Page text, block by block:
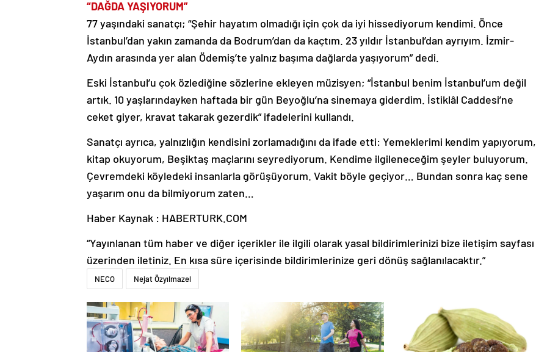
“DAĞDA YAŞIYORUM”
77 yaşındaki sanatçı; “Şehir hayatım olmadığı için çok da iyi hissediyorum kendimi. Önce
İstanbul’dan yakın zamanda da Bodrum’dan da kaçtım. 23 yıldır İstanbul’dan ayrıyım. İzmir-
Aydın arasında yer alan Ödemiş’te yalnız başıma dağlarda yaşıyorum” dedi.
Eski İstanbul’u çok özlediğine sözlerine ekleyen müzisyen; “İstanbul benim İstanbul’um değil
artık. 10 yaşlarındayken haftada bir gün Beyoğlu’na sinemaya giderdim. İstiklâl Caddesi’ne
ceket giyer, kravat takarak gezerdik” ifadelerini kullandı.
Sanatçı ayrıca, yalnızlığın kendisini zorlamadığını da ifade etti: Yemeklerimi kendim yapıyorum,
kitap okuyorum, Beşiktaş maçlarını seyrediyorum. Kendime ilgileneceğim şeyler buluyorum.
Çevremdeki köyledeki insanlarla görüşüyorum. Vakit böyle geçiyor… Bundan sonra kaç sene
yaşarım onu da bilmiyorum zaten…
Haber Kaynak : HABERTURK.COM
“Yayınlanan tüm haber ve diğer içerikler ile ilgili olarak yasal bildirimlerinizi bize iletişim sayfası
üzerinden iletiniz. En kısa süre içerisinde bildirimlerinize geri dönüş sağlanılacaktır.”
NECO Nejat Özyılmazel